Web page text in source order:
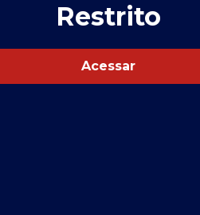
Restrito
Acessar